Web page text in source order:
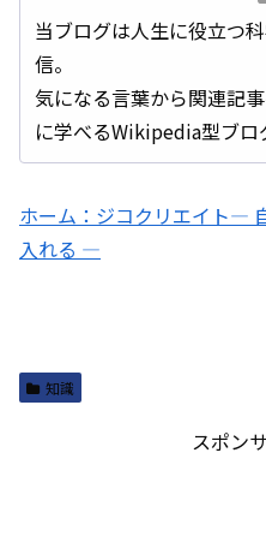
当ブログは人生に役立つ
信。
気になる言葉から関連記
に学べるWikipedia型ブロ
ホーム：ジコクリエイト―
入れる ―
知識
スポン